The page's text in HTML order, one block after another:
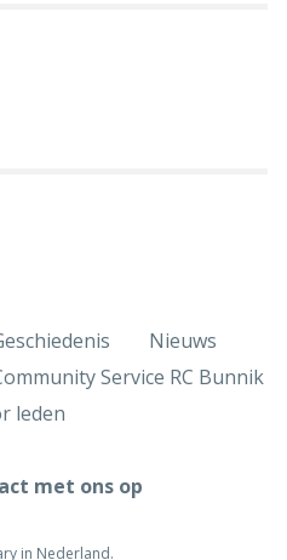
Nieuws
Service RC Bunnik
leden
met ons op
in Nederland.